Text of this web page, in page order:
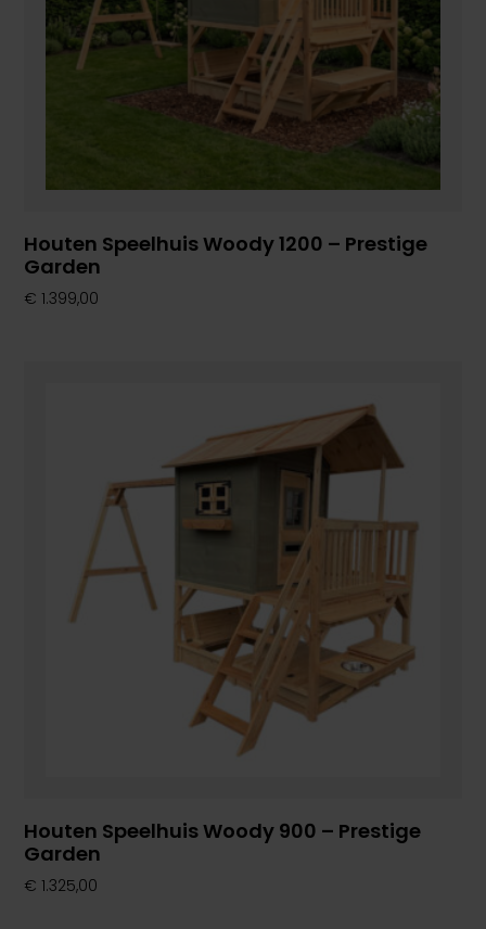
Houten Speelhuis Woody 1200 – Prestige
Garden
€ 1.399,00
Houten Speelhuis Woody 900 – Prestige
Garden
€ 1.325,00